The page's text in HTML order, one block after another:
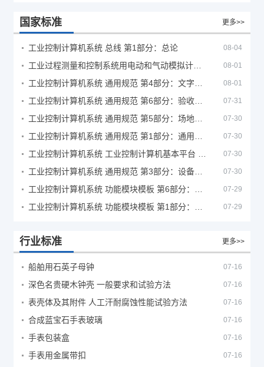
国家标准 更多>>
工业控制计算机系统 总线 第1部分：总论 08-04
08-01
08-01
07-31
07-30
07-30
07-30
07-30
07-29
07-29
行业标准 更多>>
船舶用石英子母钟 07-16
深色名贵硬木钟壳 一般要求和试验方法 07-16
表壳体及其附件 人工汗耐腐蚀性能试验方法 07-16
合成蓝宝石手表玻璃 07-16
手表包装盒 07-16
手表用金属带扣 07-16